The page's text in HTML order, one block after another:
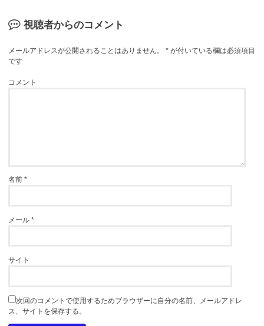
視聴者からのコメント
メールアドレスが公開されることはありません。 * が付いている欄は必須項目
です
コメント
名前*
メール*
サイト
次回のコメントで使用するためブラウザーに自分の名前、メールアドレ
ス、サイトを保存する。